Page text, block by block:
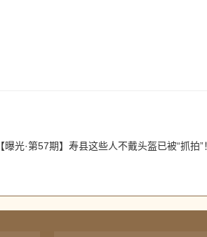
【曝光·第57期】寿县这些人不戴头盔已被“抓拍”！